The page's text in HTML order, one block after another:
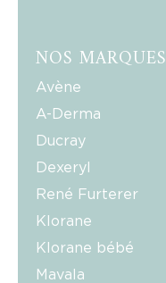
NOS MARQUES
Avène
A-Derma
Ducray
Dexeryl
René Furterer
Klorane
Klorane bébé
Mavala